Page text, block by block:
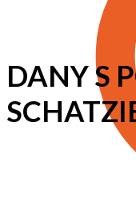
DANY S